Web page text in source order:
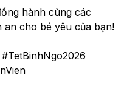
hành cùng các
cho bé yêu của bạn!